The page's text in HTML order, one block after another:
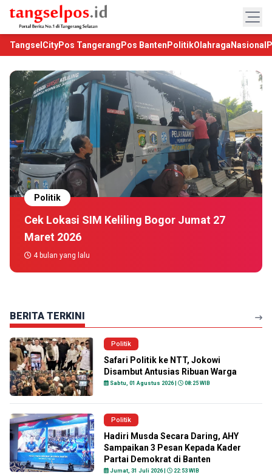
TangselCityPos Tangerang Pos Banten PolitikOlahraga Nasional
Politik
Cek Lokasi SIM Keliling Bogor Jumat 27
Maret 2026
4 bulan yang lalu
BERITA TERKINI
Politik
Safari Politik ke NTT, Jokowi
Disambut Antusias Ribuan Warga
Sabtu, 01 Agustus 2026 | 08:25 WIB
Politik
Hadiri Musda Secara Daring, AHY
Sampaikan 3 Pesan Kepada Kader
Partai Demokrat di Banten
Jumat, 31 Juli 2026 | 22:53 WIB